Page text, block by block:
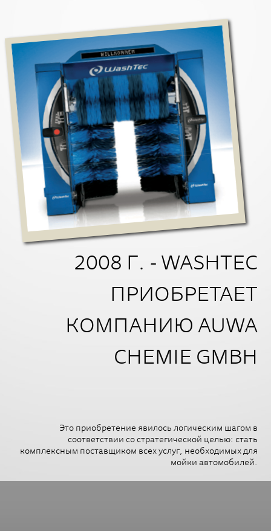
2008 Г. - WASHTEC
ПРИОБРЕТАЕТ
КОМПАНИЮ AUWA
CHEMIE GMBH
Это приобретение явилось логическим шагом в
соответствии со стратегической целью: стать
комплексным поставщиком всех услуг, необходимых для
мойки автомобилей.